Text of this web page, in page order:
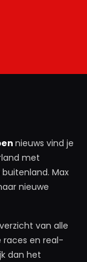
nieuws vind je
met
Max
nieuwe
van alle
en real-
dan het